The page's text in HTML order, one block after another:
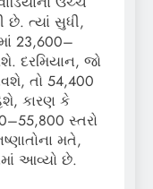
છે. ત્યાં સુધી,
23,600–
દરમિયાન, જો
તો 54,400
કારણ કે
સ્તરો
મતે,
આવ્યો છે.